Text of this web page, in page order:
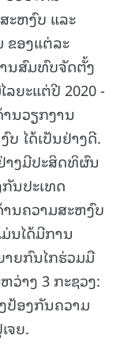
ະຫງົບ ແລະ
ຂອງແຕ່ລະ
ນສົມທົບຈັດຕັ້ງ
ຍະແຕ່ປີ 2020 -
ນວຽກງານ
ໄດ້ເປັນຢ່າງດີ.
ງມີປະສິດທິຜົນ
ນປະເທດ
ນຄວາມສະຫງົບ
ນໄດ້ມີການ
ຍກົນໄກຮ່ວມມື
າງ 3 ກະຊວງ:
ປ້ອງກັນຄວາມ
ຈຍ.